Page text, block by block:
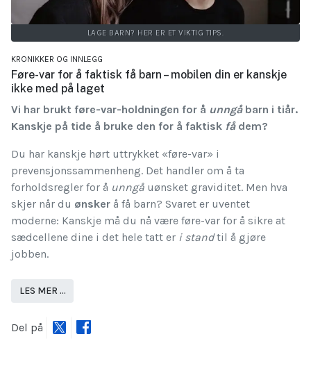
LAGE BARN? HER ER ET VIKTIG TIPS.
KRONIKKER OG INNLEGG
Føre-var for å faktisk få barn – mobilen din er kanskje
ikke med på laget
Vi har brukt føre-var-holdningen for å unngåbarn i tiår.
Kanskje på tide å bruke den for å faktisk fådem?
Du har kanskje hørt uttrykket «føre-var» i
prevensjonssammenheng. Det handler om å ta
forholdsregler for å unngå uønsket graviditet. Men hva
skjer når du ønsker å få barn? Svaret er uventet
moderne: Kanskje må du nå være føre-var for å sikre at
sædcellene dine i det hele tatt er i standtil å gjøre
jobben.
LES MER …
Del på